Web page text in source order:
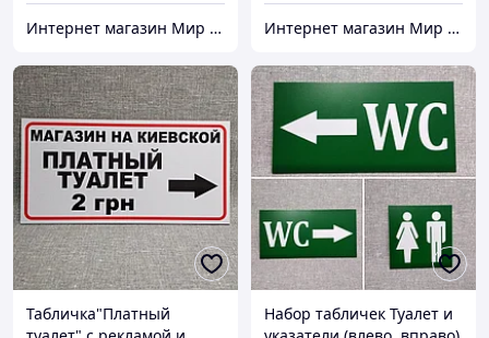
Интернет магазин Мир стендов. Товары из Украины Интернет магазин Мир стендов. Товары из Украины
Табличка"Платный
Набор табличек Туалет и